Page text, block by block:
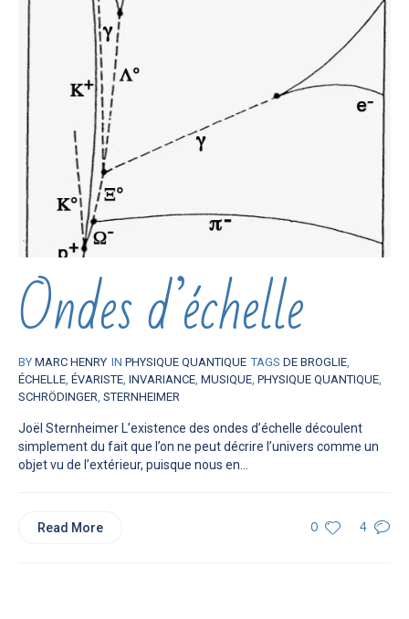
Ondes d’échelle
BY MARC HENRY IN PHYSIQUE QUANTIQUE TAGS DE BROGLIE,
ÉCHELLE, ÉVARISTE, INVARIANCE, MUSIQUE, PHYSIQUE QUANTIQUE,
SCHRÖDINGER, STERNHEIMER
Joël Sternheimer L’existence des ondes d’échelle découlent
simplement du fait que l’on ne peut décrire l’univers comme un
objet vu de l’extérieur, puisque nous en...
0 4
Read More